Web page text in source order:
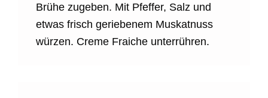
Brühe zugeben. Mit Pfeffer, Salz und
etwas frisch geriebenem Muskatnuss
würzen. Creme Fraiche unterrühren.